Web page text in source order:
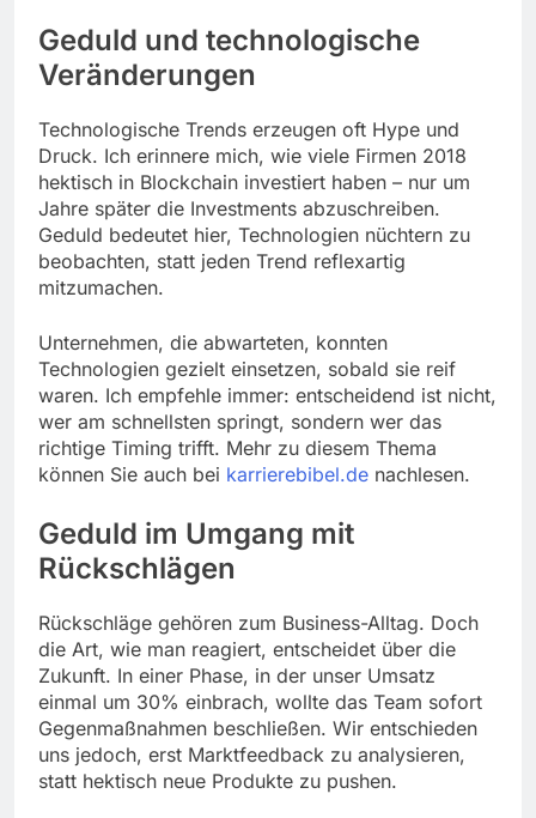
Geduld und technologische
Veränderungen
Technologische Trends erzeugen oft Hype und
Druck. Ich erinnere mich, wie viele Firmen 2018
hektisch in Blockchain investiert haben – nur um
Jahre später die Investments abzuschreiben.
Geduld bedeutet hier, Technologien nüchtern zu
beobachten, statt jeden Trend reflexartig
mitzumachen.
Unternehmen, die abwarteten, konnten
Technologien gezielt einsetzen, sobald sie reif
waren. Ich empfehle immer: entscheidend ist nicht,
wer am schnellsten springt, sondern wer das
richtige Timing trifft. Mehr zu diesem Thema
können Sie auch bei karrierebibel.de nachlesen.
Geduld im Umgang mit
Rückschlägen
Rückschläge gehören zum Business-Alltag. Doch
die Art, wie man reagiert, entscheidet über die
Zukunft. In einer Phase, in der unser Umsatz
einmal um 30% einbrach, wollte das Team sofort
Gegenmaßnahmen beschließen. Wir entschieden
uns jedoch, erst Marktfeedback zu analysieren,
statt hektisch neue Produkte zu pushen.